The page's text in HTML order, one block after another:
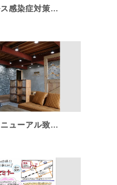
感染症対策…
ューアル致…